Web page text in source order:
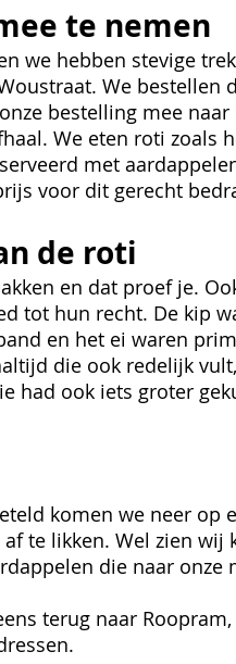
te nemen
we hebben stevige
We
bestelling mee
We eten roti zoals
met
voor dit gerecht
de roti
en dat proef je.
tot hun recht. De kip
en het ei waren
die ook redelijk
had ook iets groter
komen we neer op
te likken. Wel zien wij
die naar
terug naar